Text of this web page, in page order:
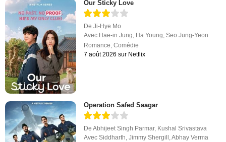
Our Sticky Love
DeJi-Hye Mo
Avec Hae-in Jung, Ha Young,Seo Jung-Yeon
Romance,Comédie
7 août 2026 sur Netflix
Operation Safed Saagar
DeAbhijeet Singh Parmar, Kushal Srivastava
AvecSiddharth,Jimmy Shergill ,Abhay Verma